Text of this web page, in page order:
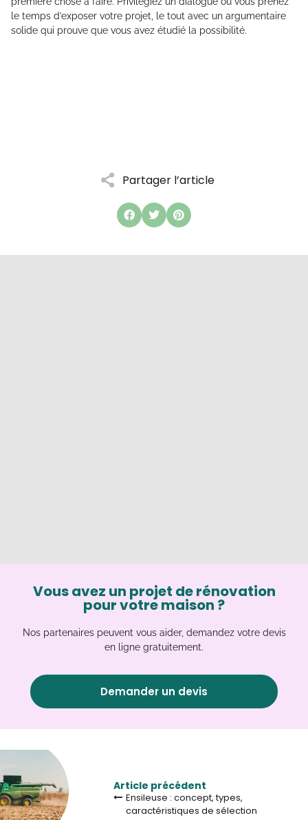
Partager l’article
le temps d’exposer votre projet, le tout avec un argumentaire
solide qui prouve que vous avez étudié la possibilité.
Vous avez un projet de rénovation
pour votre maison ?
Nos partenaires peuvent vous aider, demandez votre devis
en ligne gratuitement.
Demander un devis
Article précédent
Ensileuse : concept, types,
caractéristiques de sélection